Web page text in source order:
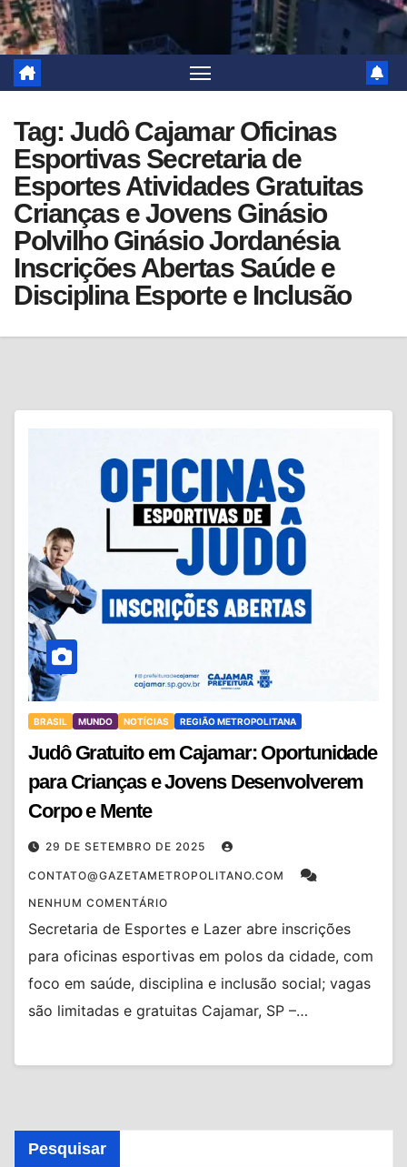
Tag: Judô Cajamar Oficinas
Esportivas Secretaria de
Esportes Atividades Gratuitas
Crianças e Jovens Ginásio
Polvilho Ginásio Jordanésia
Inscrições Abertas Saúde e
Disciplina Esporte e Inclusão
BRASIL MUNDO NOTÍCIAS REGIÃO METROPOLITANA
Judô Gratuito em Cajamar: Oportunidade
para Crianças e Jovens Desenvolverem
Corpo e Mente
29 DE SETEMBRO DE 2025
CONTATO@GAZETAMETROPOLITANO.COM
NENHUM COMENTÁRIO
Secretaria de Esportes e Lazer abre inscrições
para oficinas esportivas em polos da cidade, com
foco em saúde, disciplina e inclusão social; vagas
são limitadas e gratuitas Cajamar, SP –…
Pesquisar